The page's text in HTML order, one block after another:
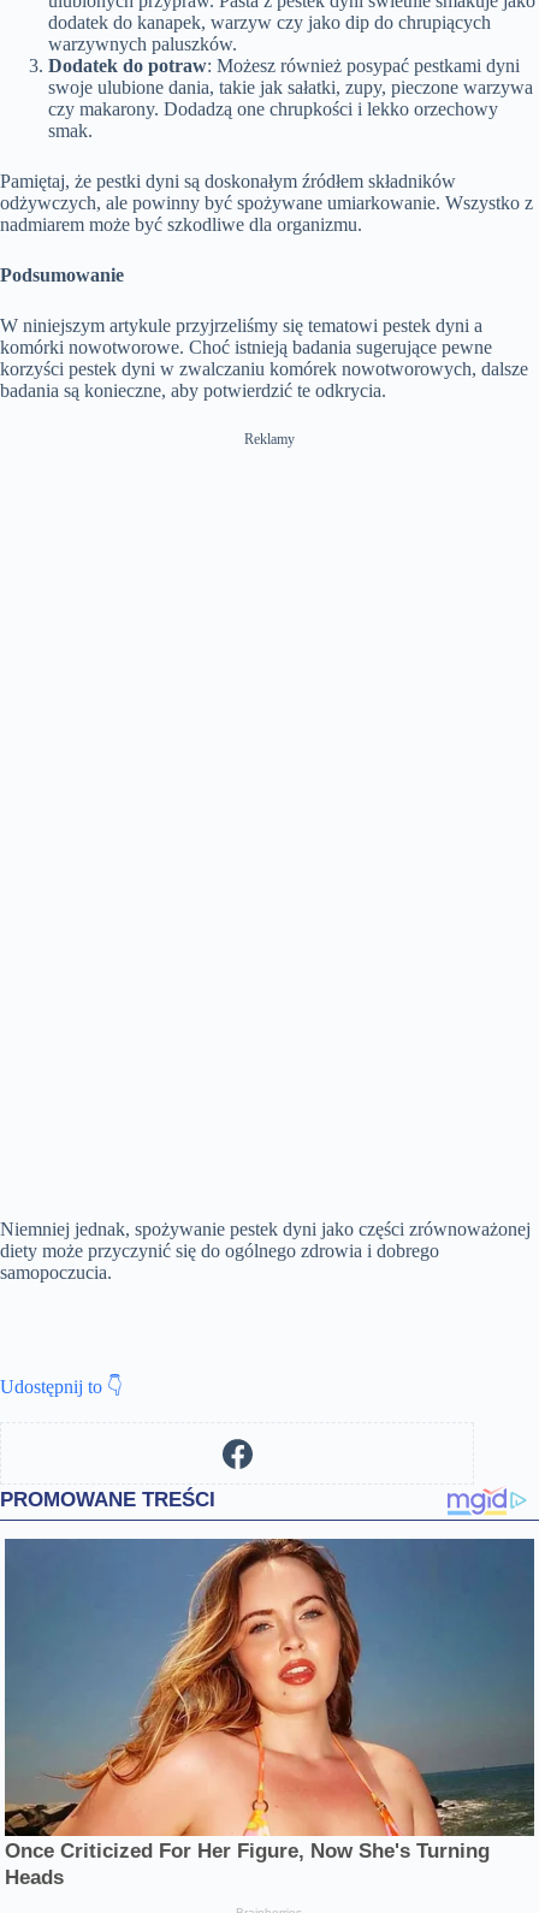
dodatek do kanapek, warzyw czy jako dip do chrupiących
warzywnych paluszków.
Dodatek do potraw: Możesz również posypać pestkami dyni
swoje ulubione dania, takie jak sałatki, zupy, pieczone warzywa
czy makarony. Dodadzą one chrupkości i lekko orzechowy
smak.
Pamiętaj, że pestki dyni są doskonałym źródłem składników
odżywczych, ale powinny być spożywane umiarkowanie. Wszystko z
nadmiarem może być szkodliwe dla organizmu.
Podsumowanie
W niniejszym artykule przyjrzeliśmy się tematowi pestek dyni a
komórki nowotworowe. Choć istnieją badania sugerujące pewne
korzyści pestek dyni w zwalczaniu komórek nowotworowych, dalsze
badania są konieczne, aby potwierdzić te odkrycia.
Reklamy
Niemniej jednak, spożywanie pestek dyni jako części zrównoważonej
diety może przyczynić się do ogólnego zdrowia i dobrego
samopoczucia.
Udostępnij to 👇